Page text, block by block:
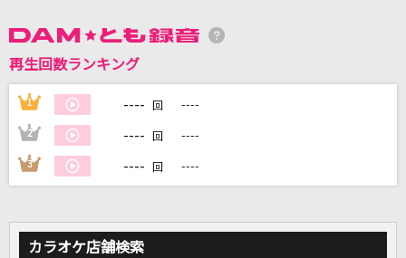
再生回数ランキング
1 ---- 回 ----
2 ---- 回 ----
3 ---- 回 ----
カラオケ店舗検索